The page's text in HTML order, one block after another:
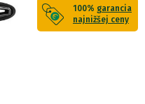
100% garancia
najnižšej ceny